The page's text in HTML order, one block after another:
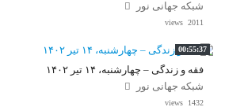
شبکه جهانی نور
2011 views
00:55:37
فقه و زندگی – چهارشنبه، ۱۴ تیر ۱۴۰۲
شبکه جهانی نور
1432 views